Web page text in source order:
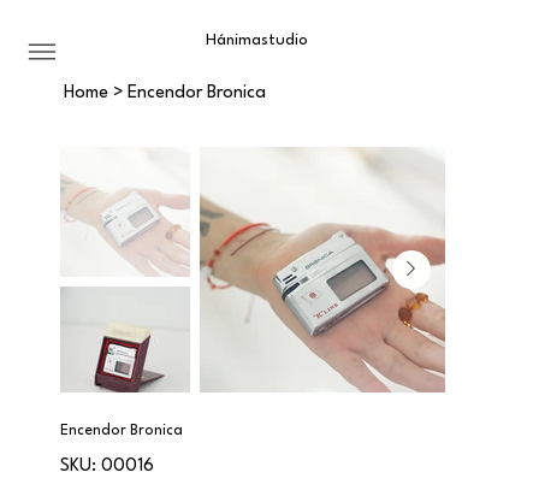
Hánimastudio
Home > Encendor Bronica
Encendor Bronica
SKU:
SKU
00016
00016